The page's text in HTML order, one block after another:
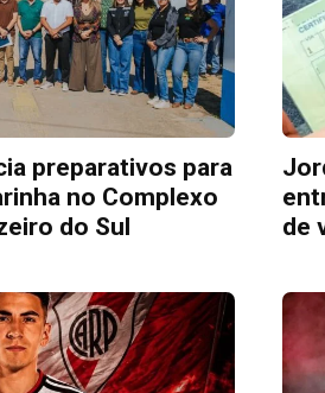
preparativos para
no Complexo
do Sul
de